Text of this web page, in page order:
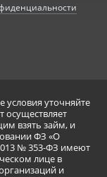
условия уточняйте
взять займ, и
ФЗ «О
№ 353-ФЗ имеют
лице в
и